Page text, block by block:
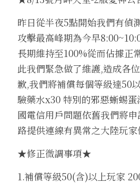
寵物裝備介紹
推廣大使勛章介紹
特權勛章介紹
馬普勒紋樣
格蘭肯紋樣
四龍祭司娃娃洗鍊介紹
材料與道具
料理介紹
好運潘朵拉禮盒介紹
古代臂甲
功能戒指(第四戒)
黑暗妖精符文
等值交換服務
昨日從半夜5點開始我們有偵
攻擊最高峰期為今早
長期維持至100%從而佔據正
此我們緊急做了維護,造成各
歉,我們將補償每個等級達50
驗藥水x30 特別的邪惡蜥蜴
國電信用戶問題依舊我們將
路提供連線有異常之大陸玩
★修正微調事項★
1.補償等級50(含)以上玩家